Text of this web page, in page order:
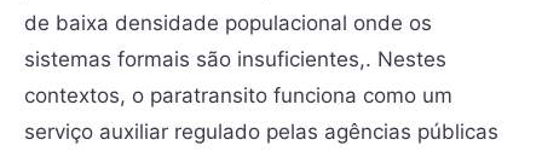
de baixa densidade populacional onde os
sistemas formais são insuficientes,. Nestes
contextos, o paratransito funciona como um
serviço auxiliar regulado pelas agências públicas